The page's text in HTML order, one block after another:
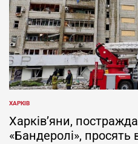
ОПУБЛІКУВАТИ
У
ХАРКІВ
Харків’яни,
«Бандеролі», просять